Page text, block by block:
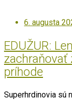
Posted
6. augusta
EDUŽUR:
zachraňovať
príhode
Superhrdinovia sú